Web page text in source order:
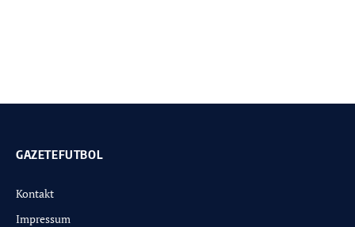
GAZETEFUTBOL
Kontakt
Impressum